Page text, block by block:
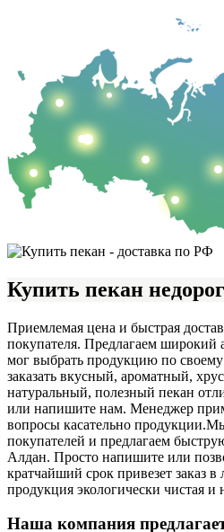
Купить пекан
Приемлемая цена и быстрая
покупателя. Предлагаем широкий
мог выбрать продукцию по
заказать вкусный, ароматный,
натуральный, полезный пекан
или напишите нам. Менеджер
вопросы касательно продукции.
покупателей и предлагаем
Алдан. Просто напишите или
кратчайший срок привезет заказ
продукция экологически чистая и
Наша компания